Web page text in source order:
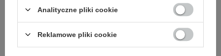
styl nogawek
szerokie
wysokość w
wysoki
Analityczne pliki cookie
Reklamowe pliki cookie